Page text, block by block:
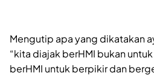
Mengutip apa yang dikatakan
“kita diajak berHMI bukan
berHMI untuk berpikir dan